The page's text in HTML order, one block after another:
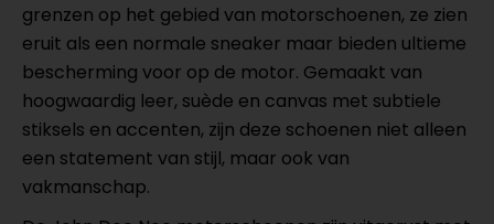
grenzen op het gebied van motorschoenen, ze zien
eruit als een normale sneaker maar bieden ultieme
bescherming voor op de motor. Gemaakt van
hoogwaardig leer, suède en canvas met subtiele
stiksels en accenten, zijn deze schoenen niet alleen
een statement van stijl, maar ook van
vakmanschap.